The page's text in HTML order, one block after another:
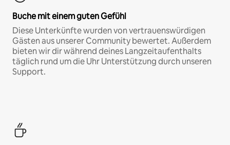
Buche mit einem guten Gefühl
Diese Unterkünfte wurden von vertrauenswürdigen
Gästen aus unserer Community bewertet. Außerdem
bieten wir dir während deines Langzeitaufenthalts
täglich rund um die Uhr Unterstützung durch unseren
Support.